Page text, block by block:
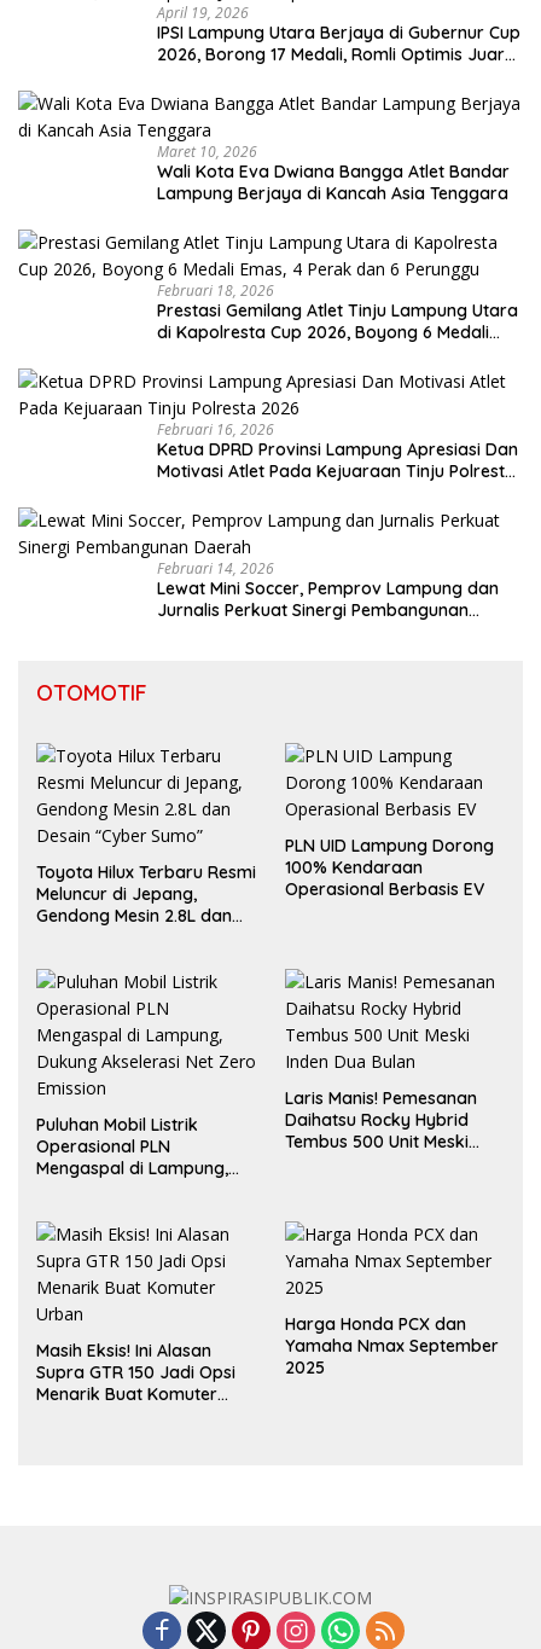
April 19, 2026
IPSI Lampung Utara Berjaya di Gubernur Cup
2026, Borong 17 Medali, Romli Optimis Juara
Maret 10, 2026
Wali Kota Eva Dwiana Bangga Atlet Bandar
Lampung Berjaya di Kancah Asia Tenggara
Februari 18, 2026
Prestasi Gemilang Atlet Tinju Lampung Utara
di Kapolresta Cup 2026, Boyong 6 Medali
Februari 16, 2026
Ketua DPRD Provinsi Lampung Apresiasi Dan
Motivasi Atlet Pada Kejuaraan Tinju Polresta
Februari 14, 2026
Lewat Mini Soccer, Pemprov Lampung dan
Jurnalis Perkuat Sinergi Pembangunan
OTOMOTIF
Toyota Hilux Terbaru Resmi
Meluncur di Jepang,
Gendong Mesin 2.8L dan
PLN UID Lampung Dorong
100% Kendaraan
Operasional Berbasis EV
Puluhan Mobil Listrik
Operasional PLN
Mengaspal di Lampung,
Laris Manis! Pemesanan
Daihatsu Rocky Hybrid
Tembus 500 Unit Meski
Masih Eksis! Ini Alasan
Supra GTR 150 Jadi Opsi
Menarik Buat Komuter
Harga Honda PCX dan
Yamaha Nmax September
2025